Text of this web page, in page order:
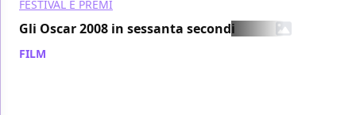
FESTIVAL E PREMI
Gli Oscar 2008 in sessanta secondi
FILM